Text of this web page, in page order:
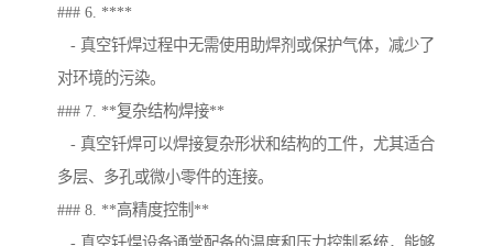
### 6. ****
- 真空钎焊过程中无需使用助焊剂或保护气体，减少了
对环境的污染。
### 7. **复杂结构焊接**
- 真空钎焊可以焊接复杂形状和结构的工件，尤其适合
多层、多孔或微小零件的连接。
### 8. **高精度控制**